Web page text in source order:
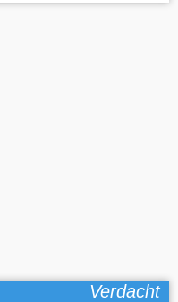
Verdacht